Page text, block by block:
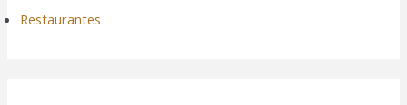
Restaurantes